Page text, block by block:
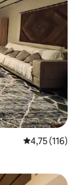
Évaluation
4,75 (116)